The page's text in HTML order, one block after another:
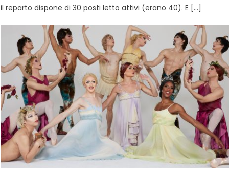
il reparto dispone di 30 posti letto attivi (erano 40). E […]